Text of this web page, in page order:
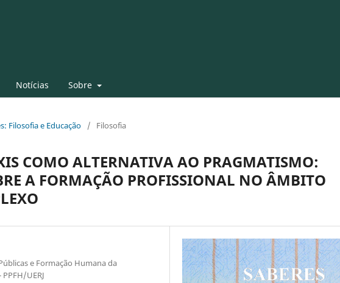
Notícias Sobre
Filosofia e Educação / Filosofia
COMO ALTERNATIVA AO PRAGMATISMO:
A FORMAÇÃO PROFISSIONAL NO ÂMBITO
e Formação Humana da
UERJ